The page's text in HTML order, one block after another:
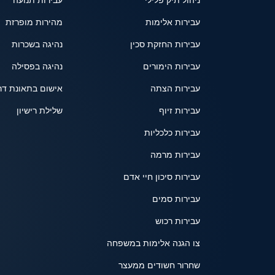
עבירות אלימות
עבירות החזקת סכין
עבירות הימורים
עבירות הצתה
עבירות זיוף
עבירות כלכליות
עבירות מרמה
עבירות סיכון חיי אדם
עבירות סמים
עבירות רכוש
צו הגנה אלימות במשפחה
שחרור חשודים ממעצר
מהירות מופרזת
נהיגה בשכרות
נהיגה בפסילה
אישום בתאונת
שלילת רישיון